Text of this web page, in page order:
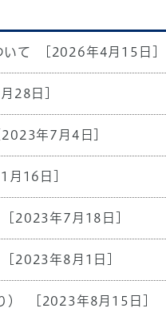
いて [2026年4月15日]
28日]
年7月4日]
月16日]
[2023年7月18日]
[2023年8月1日]
[2023年8月15日]